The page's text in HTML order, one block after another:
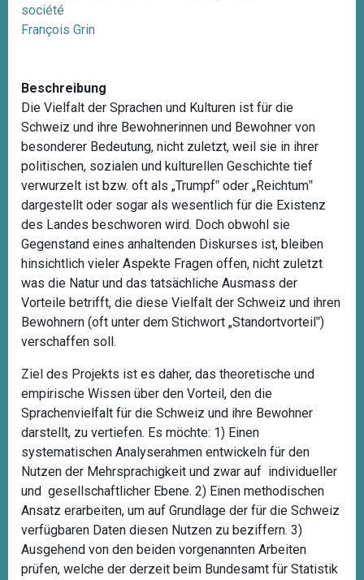
société
François Grin
Beschreibung
Die Vielfalt der Sprachen und Kulturen ist für die
Schweiz und ihre Bewohnerinnen und Bewohner von
besonderer Bedeutung, nicht zuletzt, weil sie in ihrer
politischen, sozialen und kulturellen Geschichte tief
verwurzelt ist bzw. oft als „Trumpf‟ oder „Reichtum‟
dargestellt oder sogar als wesentlich für die Existenz
des Landes beschworen wird. Doch obwohl sie
Gegenstand eines anhaltenden Diskurses ist, bleiben
hinsichtlich vieler Aspekte Fragen offen, nicht zuletzt
was die Natur und das tatsächliche Ausmass der
Vorteile betrifft, die diese Vielfalt der Schweiz und ihren
Bewohnern (oft unter dem Stichwort „Standortvorteil‟)
verschaffen soll.
Ziel des Projekts ist es daher, das theoretische und
empirische Wissen über den Vorteil, den die
Sprachenvielfalt für die Schweiz und ihre Bewohner
darstellt, zu vertiefen. Es möchte: 1) Einen
systematischen Analyserahmen entwickeln für den
Nutzen der Mehrsprachigkeit und zwar auf individueller
und gesellschaftlicher Ebene. 2) Einen methodischen
Ansatz erarbeiten, um auf Grundlage der für die Schweiz
verfügbaren Daten diesen Nutzen zu beziffern. 3)
Ausgehend von den beiden vorgenannten Arbeiten
prüfen, welche der derzeit beim Bundesamt für Statistik